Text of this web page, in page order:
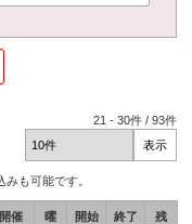
21 -30件 /93件
も可能です。
開催
曜
開始
終了
残